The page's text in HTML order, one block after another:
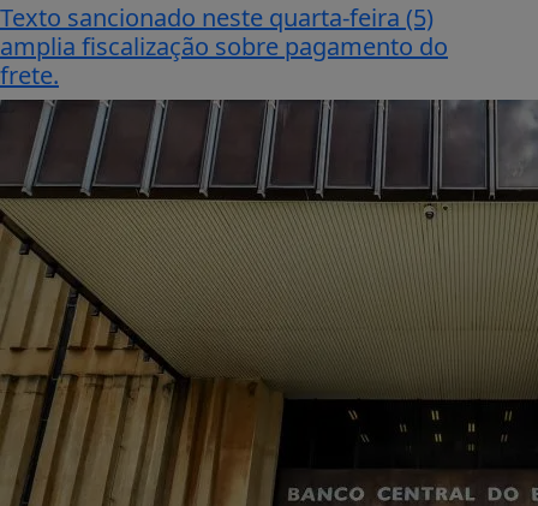
Texto sancionado neste quarta-feira (5)
amplia fiscalização sobre pagamento do
frete.